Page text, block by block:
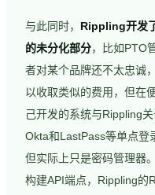
与此同时， Rippling开发
的未分化部分，比如PTO
者对某个品牌还不太忠诚
以收取类似的费用，但在
己开发的系统与Rippling
Okta和LastPass等单点登
但实际上只是密码管理器
构建API端点，Rippling的